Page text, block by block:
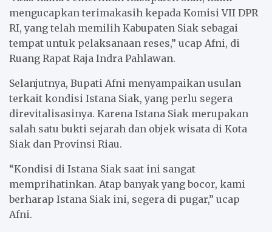
mengucapkan terimakasih kepada Komisi VII DPR
RI, yang telah memilih Kabupaten Siak sebagai
tempat untuk pelaksanaan reses,” ucap Afni, di
Ruang Rapat Raja Indra Pahlawan.
Selanjutnya, Bupati Afni menyampaikan usulan
terkait kondisi Istana Siak, yang perlu segera
direvitalisasinya. Karena Istana Siak merupakan
salah satu bukti sejarah dan objek wisata di Kota
Siak dan Provinsi Riau.
“Kondisi di Istana Siak saat ini sangat
memprihatinkan. Atap banyak yang bocor, kami
berharap Istana Siak ini, segera di pugar,” ucap
Afni.